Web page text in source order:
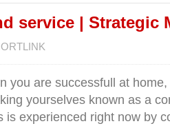
service | Strategic
you are successfull at
yourselves known as a
is experienced right now by